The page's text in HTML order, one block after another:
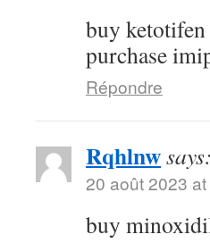
buy
purchase
Répondre
Rqhlnwsays:
20 août 2023
buy